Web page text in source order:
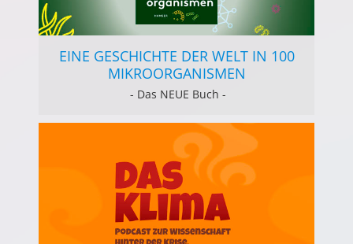
EINE GESCHICHTE DER WELT IN 100
MIKROORGANISMEN
- Das NEUE Buch -